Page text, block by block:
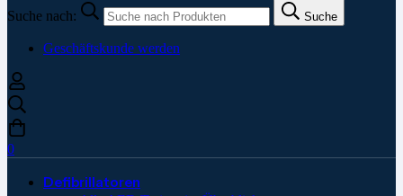
Suche nach: Suche
Geschäftskunde werden
0
Defibrillatoren